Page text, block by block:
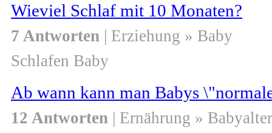
Wieviel Schlaf mit 10 Monaten?
7 Antworten | Erziehung » Baby
Schlafen Baby
Ab wann kann man Babys
12 Antworten | Ernährung » Babyalter